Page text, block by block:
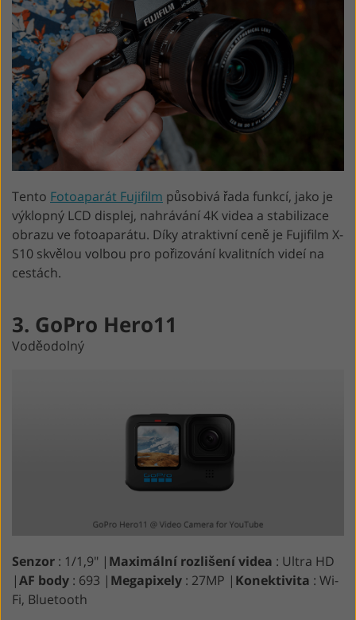
Tento Fotoaparát Fujifilm působivá řada funkcí, jako je
výklopný LCD displej, nahrávání 4K videa a stabilizace
obrazu ve fotoaparátu. Díky atraktivní ceně je Fujifilm X-
S10 skvělou volbou pro pořizování kvalitních videí na
cestách.
3. GoPro Hero11
Voděodolný
Senzor : 1/1,9″ | Maximální rozlišení videa : Ultra HD
|AF body : 693 | Megapixely : 27MP | Konektivita : Wi-
Fi, Bluetooth